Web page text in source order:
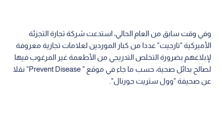
وفي وقت سابق من العام الحالي، استدعت شركة تجارة التجزئة
الأميركية "تارجيت" عددا من كبار الموردين لعلامات تجارية معروفة
لإبلاغهم بضرورة التخلص التدريجي من الأطعمة غير المرغوب فيها
لصالح بدائل صحية، حسب ما جاء في موقع " Prevent Disease" نقلا
عن صحيفة "وول ستريت جورنال".